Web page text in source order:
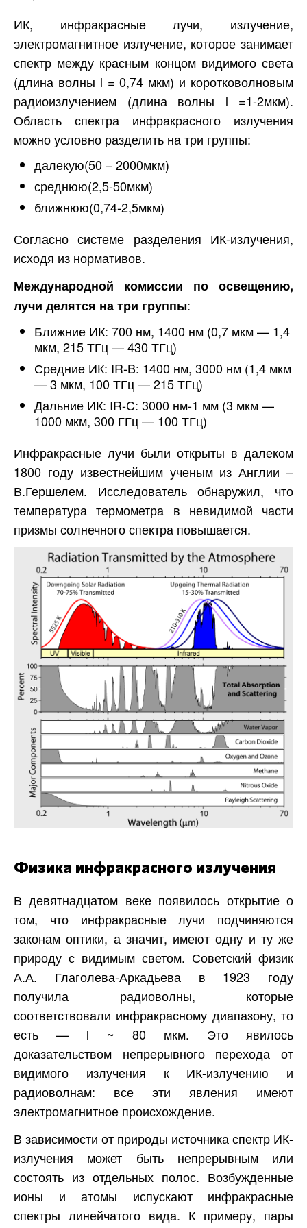
ИК, инфракрасные лучи, излучение,
электромагнитное излучение, которое занимает
спектр между красным концом видимого света
(длина волны l = 0,74 мкм) и коротковолновым
радиоизлучением (длина волны l =1-2мкм).
Область спектра инфракрасного излучения
можно условно разделить на три группы:
далекую(50 – 2000мкм)
среднюю(2,5-50мкм)
ближнюю(0,74-2,5мкм)
Согласно системе разделения ИК-излучения,
исходя из нормативов.
Международной комиссии по освещению,
лучи делятся на три группы:
Ближние ИК: 700 нм, 1400 нм (0,7 мкм — 1,4
мкм, 215 ТГц — 430 ТГц)
Средние ИК: IR-B: 1400 нм, 3000 нм (1,4 мкм
— 3 мкм, 100 ТГц — 215 ТГц)
Дальние ИК: IR-C: 3000 нм-1 мм (3 мкм —
1000 мкм, 300 ГГц — 100 ТГц)
Инфракрасные лучи были открыты в далеком
1800 году известнейшим ученым из Англии –
В.Гершелем. Исследователь обнаружил, что
температура термометра в невидимой части
призмы солнечного спектра повышается.
Физика инфракрасного излучения
В девятнадцатом веке появилось открытие о
том, что инфракрасные лучи подчиняются
законам оптики, а значит, имеют одну и ту же
природу с видимым светом. Советский физик
А.А. Глаголева-Аркадьева в 1923 году
получила радиоволны, которые
соответствовали инфракрасному диапазону, то
есть — l ~ 80 мкм. Это явилось
доказательством непрерывного перехода от
видимого излучения к ИК-излучению и
радиоволнам: все эти явления имеют
электромагнитное происхождение.
В зависимости от природы источника спектр ИК-
излучения может быть непрерывным или
состоять из отдельных полос. Возбужденные
ионы и атомы испускают инфракрасные
спектры линейчатого вида. К примеру, пары